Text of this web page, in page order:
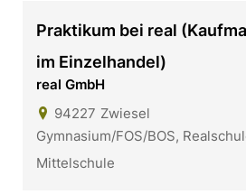
Praktikum bei real
im Einzelhandel)
real GmbH
94227 Zwiesel
Gymnasium/FOS/BOS,
Mittelschule